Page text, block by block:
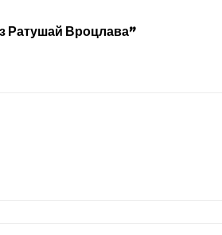
Ратушай Вроцлава”